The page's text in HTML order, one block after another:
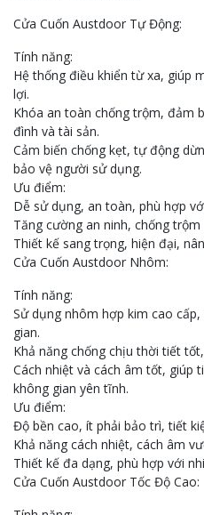
Cửa Cuốn Austdoor Tự Động:
Tính năng:
Hệ thống điều khiển từ xa, giúp
lợi.
Khóa an toàn chống trộm, đảm
đình và tài sản.
Cảm biến chống kẹt, tự động
bảo vệ người sử dụng.
Ưu điểm:
Dễ sử dụng, an toàn, phù hợp
Tăng cường an ninh, chống trộm
Thiết kế sang trọng, hiện đại,
Cửa Cuốn Austdoor Nhôm:
Tính năng:
Sử dụng nhôm hợp kim cao
gian.
Khả năng chống chịu thời tiết
Cách nhiệt và cách âm tốt, giúp
không gian yên tĩnh.
Ưu điểm:
Độ bền cao, ít phải bảo trì, tiết
Khả năng cách nhiệt, cách âm
Thiết kế đa dạng, phù hợp với
Cửa Cuốn Austdoor Tốc Độ Cao: